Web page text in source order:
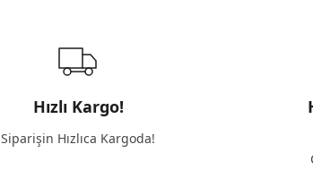
Hızlı Kargo!
Siparişin Hızlıca Kargoda!